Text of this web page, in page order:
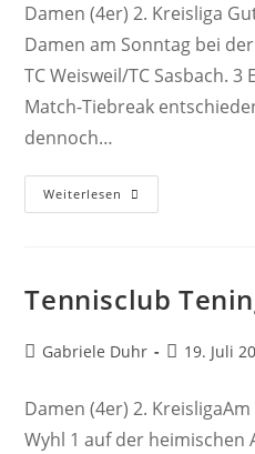
Damen (4er) 2. Kreisliga
Damen am Sonntag bei
TC Weisweil/TC Sasbach.
Match-Tiebreak
dennoch…
Weiterlesen Weitere
Ergebnisse
Tennisclub
Beitrags-
Gabriele Duhr
Beitrag
19. Juli
Damen (4er) 2.
Wyhl 1 auf der heimischen